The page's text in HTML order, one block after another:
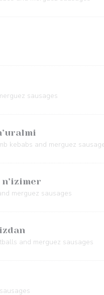
sausages
kebabs and merguez
merguez sausages
and merguez sausages